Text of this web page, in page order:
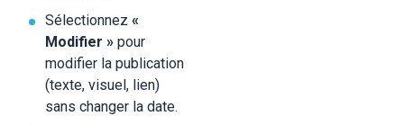
Sélectionnez «
Modifier » pour
modifier la publication
(texte, visuel, lien)
sans changer la date.